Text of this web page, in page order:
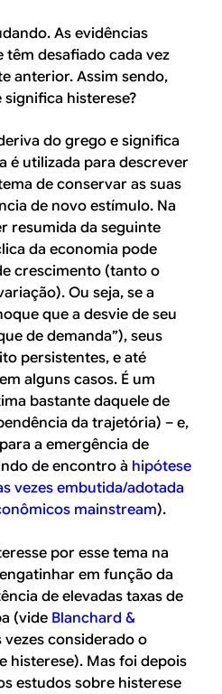
As evidências
têm desafiado cada vez
anterior. Assim sendo,
histerese?
do grego e significa
é utilizada para descrever
de conservar as suas
de novo estímulo. Na
resumida da seguinte
da economia pode
crescimento (tanto o
Ou seja, se a
que a desvie de seu
de demanda”), seus
persistentes, e até
alguns casos. É um
bastante daquele de
da trajetória) – e,
a emergência de
de encontro à hipótese
vezes embutida/adotada
mainstream).
por esse tema na
em função da
de elevadas taxas de
(vide Blanchard &
vezes considerado o
histerese). Mas foi depois
estudos sobre histerese